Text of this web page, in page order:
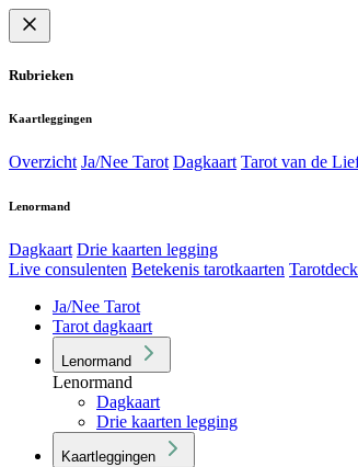
Rubrieken
Kaartleggingen
Overzicht Ja/Nee Tarot Dagkaart Tarot van de
Lenormand
Dagkaart Drie kaarten legging
Live consulenten Betekenis tarotkaarten
Ja/Nee Tarot
Tarot dagkaart
Lenormand
Lenormand
Dagkaart
Drie kaarten legging
Kaartleggingen